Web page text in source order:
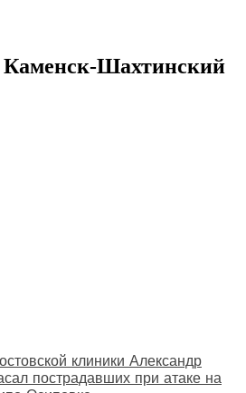
Каменск-Шахтинский
клиники Александр
пострадавших при атаке на